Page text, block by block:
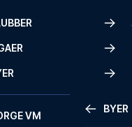
BYER
VM